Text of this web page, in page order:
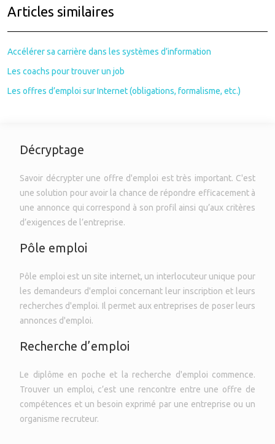
Articles similaires
Accélérer sa carrière dans les systèmes d’information
Les coachs pour trouver un job
Les offres d’emploi sur Internet (obligations, formalisme, etc.)
Décryptage
Savoir décrypter une offre d'emploi est très important. C'est
une solution pour avoir la chance de répondre efficacement à
une annonce qui correspond à son profil ainsi qu’aux critères
d’exigences de l’entreprise.
Pôle emploi
Pôle emploi est un site internet, un interlocuteur unique pour
les demandeurs d'emploi concernant leur inscription et leurs
recherches d'emploi. Il permet aux entreprises de poser leurs
annonces d'emploi.
Recherche d’emploi
Le diplôme en poche et la recherche d'emploi commence.
Trouver un emploi, c’est une rencontre entre une offre de
compétences et un besoin exprimé par une entreprise ou un
organisme recruteur.